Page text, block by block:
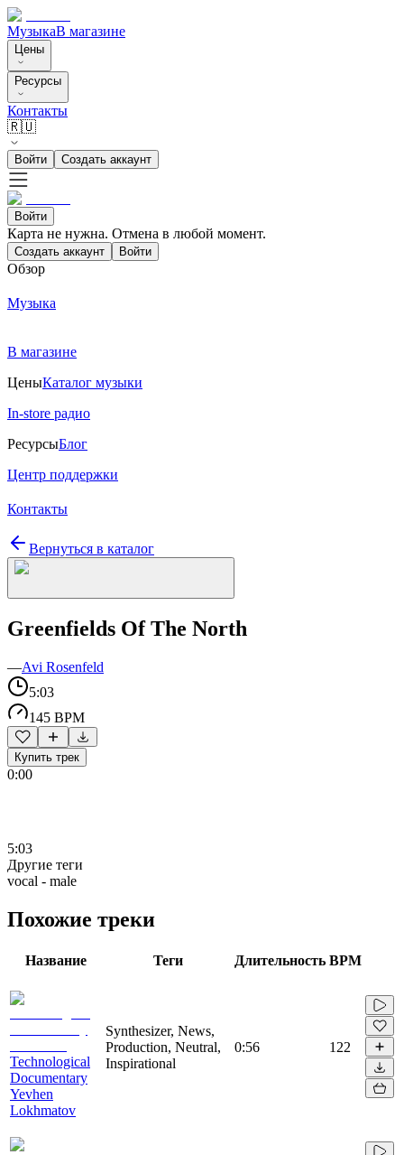
МузыкаВ магазине
Цены
Ресурсы
Контакты
🇷🇺
Войти Создать аккаунт
Войти
Карта не нужна. Отмена в любой момент.
Создать аккаунт Войти
Обзор
Музыка
В магазине
ЦеныКаталог музыки
In-store радио
РесурсыБлог
Центр поддержки
Контакты
Вернуться в каталог
Greenfields Of The North
—Avi Rosenfeld
5:03
145 BPM
Купить трек
0:00
5:03
Другие теги
vocal - male
Похожие треки
Название Теги Длительность BPM
Technological
Documentary
Yevhen
Lokhmatov
Synthesizer, News,
Production, Neutral,
Inspirational
0:56 122